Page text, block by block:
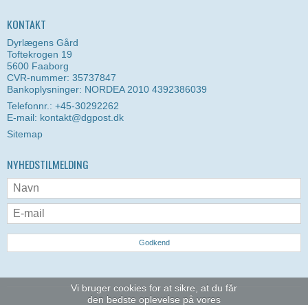
KONTAKT
Dyrlægens Gård
Toftekrogen 19
5600 Faaborg
CVR-nummer: 35737847
Bankoplysninger: NORDEA 2010 4392386039
Telefonnr.: +45-30292262
E-mail: kontakt@dgpost.dk
Sitemap
NYHEDSTILMELDING
Godkend
Vi bruger cookies for at sikre, at du får
den bedste oplevelse på vores